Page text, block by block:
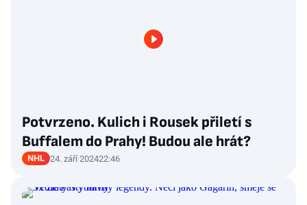
Potvrzeno. Kulich i Rousek přiletí s
Buffalem do Prahy! Budou ale hrát?
NHL 24. září 202422:46